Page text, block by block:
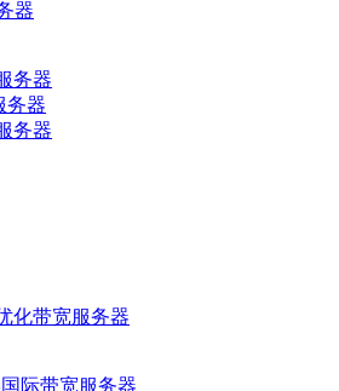
器
务器
务器
务器
化带宽服务器
际带宽服务器